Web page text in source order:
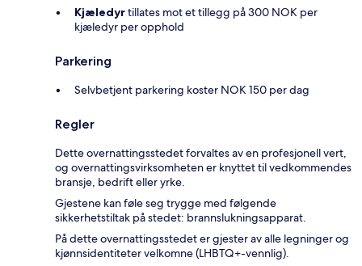
Kjæledyrtillates mot et tillegg på 300 NOK per
kjæledyr per opphold
Parkering
Selvbetjent parkering koster NOK 150 per dag
Regler
Dette overnattingsstedet forvaltes av en profesjonell vert,
og overnattingsvirksomheten er knyttet til vedkommendes
bransje, bedrift eller yrke.
Gjestene kan føle seg trygge med følgende
sikkerhetstiltak på stedet: brannslukningsapparat.
På dette overnattingsstedet er gjester av alle legninger og
kjønnsidentiteter velkomne (LHBTQ+-vennlig).